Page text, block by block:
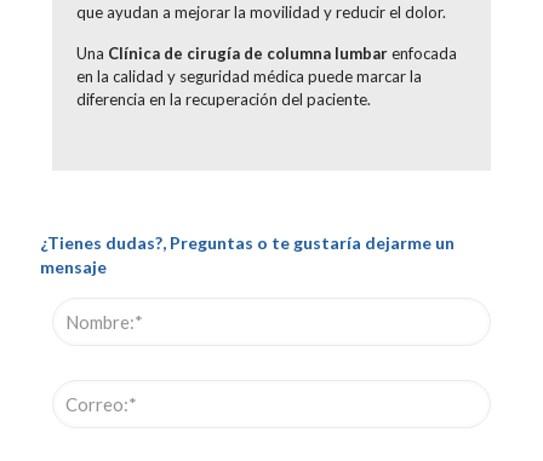
que ayudan a mejorar la movilidad y reducir el dolor.
Una Clínica de cirugía de columna lumbarenfocada
en la calidad y seguridad médica puede marcar la
diferencia en la recuperación del paciente.
¿Tienes dudas?, Preguntas o te gustaría dejarme un
mensaje